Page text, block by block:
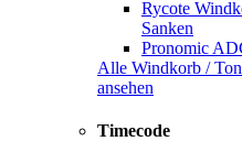
Rycote
Sanken
Pronomic
Alle Windkorb /
ansehen
Timecode